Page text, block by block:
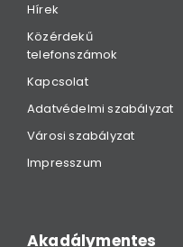
Hírek
Közérdekű
telefonszámok
Kapcsolat
Adatvédelmi szabályzat
Városi szabályzat
Impresszum
Akadálymentes